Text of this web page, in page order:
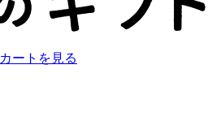
カートを見る